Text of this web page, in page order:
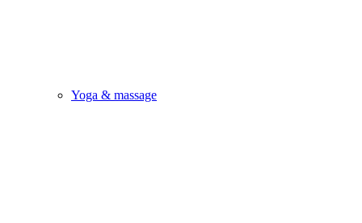
Yoga & massage